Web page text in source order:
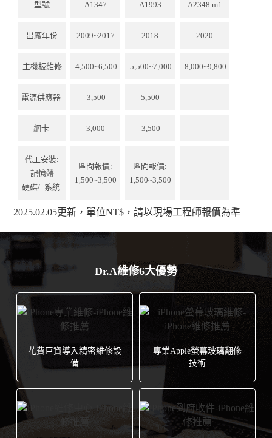
型號 A1347 A1993 A2348 m1
出廠年份 2009~2017 2018 2020
主機板維修 4,500~6,500 5,500~7,000 8,000~9,800
電源供應器 3,500 5,500 -
網卡 3,000 3,500 -
代工安裝:
記憶體
硬碟/+系統
區間報價:
1,500~3,500
區間報價:
1,500~3,500
-
2025.02.05更新，單位NT$，請以現場工程師報價為準
Dr.A維修6大優勢
花費巨資導入精密維修設
備
專業Apple螢幕玻璃翻修
技術